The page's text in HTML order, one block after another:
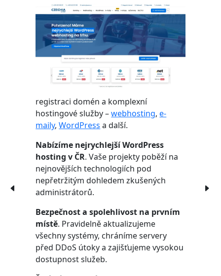
registraci domén a komplexní
hostingové služby –webhosting,e-
maily,WordPress a další.
Nabízíme nejrychlejší WordPress
hosting v ČR. Vaše projekty poběží na
nejnovějších technologiích pod
nepřetržitým dohledem zkušených
administrátorů.
Bezpečnost a spolehlivost na prvním
místě. Pravidelně aktualizujeme
všechny systémy, chráníme servery
před DDoS útoky a zajišťujeme vysokou
dostupnost služeb.